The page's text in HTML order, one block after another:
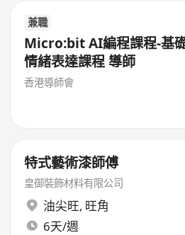
兼職
Micro:bit AI編程課程-基
情緒表達課程 導師
香港導師會
特式藝術漆師傅
皇御裝飾材料有限公司
油尖旺, 旺角
6天/週